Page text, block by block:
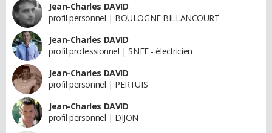
Jean-Charles DAVID
profil personnel | BOULOGNE BILLANCOURT
Jean-Charles DAVID
profil professionnel | SNEF - électricien
Jean-Charles DAVID
profil personnel | PERTUIS
Jean-Charles DAVID
profil personnel | DIJON